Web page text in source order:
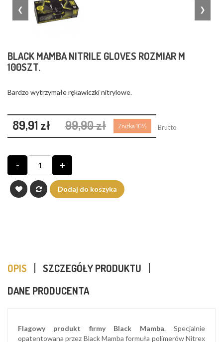
❮ ❯
BLACK MAMBA NITRILE GLOVES ROZMIAR M
100SZT.
Bardzo wytrzymałe rękawiczki nitrylowe.
89,91 zł 99,90 zł Zniżka 10% Brutto
- +
Dodaj do koszyka
OPIS
SZCZEGÓŁY PRODUKTU
DANE PRODUCENTA
Flagowy produkt firmy Black Mamba. Specjalnie
opatentowana przez Black Mamba formuła polimerów Nitrex